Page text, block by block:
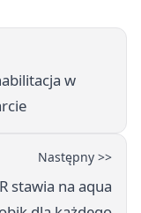
w
Następny >>
stawia na aqua